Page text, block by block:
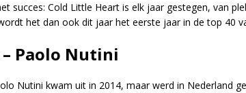
succes: Cold Little Heart is elk jaar gestegen, van
het dan ook dit jaar het eerste jaar in de top 40
Paolo Nutini
Nutini kwam uit in 2014, maar werd in Nederland